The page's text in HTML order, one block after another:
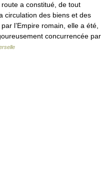
a constitué, de tout
circulation des biens et des
l’Empire romain, elle a été,
concurrencée par